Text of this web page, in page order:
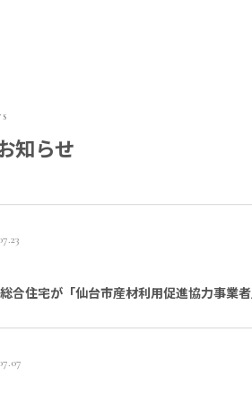
知らせ
合住宅が「仙台市産材利用促進協力事業